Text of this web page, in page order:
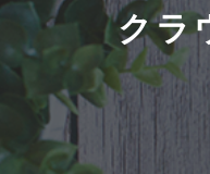
クラ